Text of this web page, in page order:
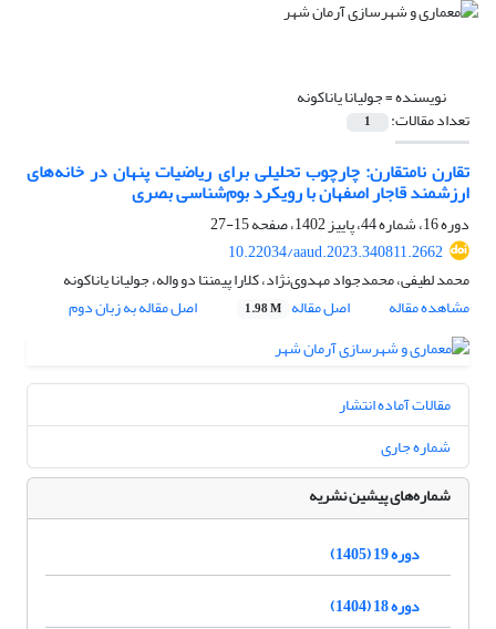
نویسنده =جولیانا یاناکونه
تعداد مقالات: 1
تقارن نامتقارن: چارچوب تحلیلی برای ریاضیات پنهان در خانه‌های
ارزشمند قاجار اصفهان با رویکرد بوم‌شناسی بصری
دوره 16، شماره 44، پاییز 1402، صفحه
15-27
10.22034/aaud.2023.340811.2662
محمد لطیفی، محمدجواد مهدوی‌نژاد، کلارا پیمنتا دو واله، جولیانا یاناکونه
مشاهده مقاله
اصل مقاله 1.98 M اصل مقاله به زبان دوم
مقالات آماده انتشار
شماره جاری
شماره‌های پیشین نشریه
دوره 19 (1405)
دوره 18 (1404)